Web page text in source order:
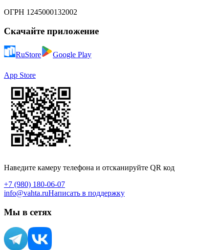
ОГРН 1245000132002
Скачайте приложение
RuStore Google Play
App Store
Наведите камеру телефона и отсканируйте QR код
+7 (980) 180-06-07
info@vahta.ruНаписать в поддержку
Мы в сетях